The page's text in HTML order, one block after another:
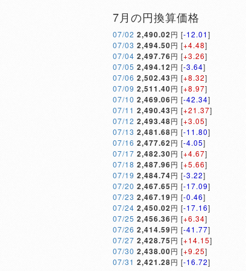
7月の円換算価格
07/02 2,490.02円 [-12.01]
07/03 2,494.50円 [+4.48]
07/04 2,497.76円 [+3.26]
07/05 2,494.12円 [-3.64]
07/06 2,502.43円 [+8.32]
07/09 2,511.40円 [+8.97]
07/10 2,469.06円 [-42.34]
07/11 2,490.43円 [+21.37]
07/12 2,493.48円 [+3.05]
07/13 2,481.68円 [-11.80]
07/16 2,477.62円 [-4.05]
07/17 2,482.30円 [+4.67]
07/18 2,487.96円 [+5.66]
07/19 2,484.74円 [-3.22]
07/20 2,467.65円 [-17.09]
07/23 2,467.19円 [-0.46]
07/24 2,450.02円 [-17.16]
07/25 2,456.36円 [+6.34]
07/26 2,414.59円 [-41.77]
07/27 2,428.75円 [+14.15]
07/30 2,438.00円 [+9.25]
07/31 2,421.28円 [-16.72]